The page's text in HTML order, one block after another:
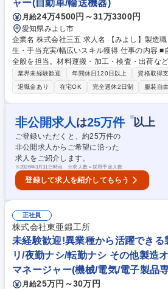
躍中/年122日休みアリ/夜勤ナシ/むぎ茶無料提供
ャー(自動車/輸送機器)
月給24万4500円～31万3300円
愛知県みよし市
企業名 株式会社三五 求人名 【みよし】製造職（多能工） ★高待遇/福利厚
生・手当充実/幅広いスキル獲得 仕事の内容 ■自動車関連部品の生産業務
全般を担当。材料運搬・加工・検査・出荷な
ます。様々な工程の業務に携わるため、幅広
ンです※交替勤務（夜勤あり） 【業務内容一例】■材料・完成品運搬：玉
掛け・クレーン・フォークリフト等を用いた
務：製品加工時の安全確認、品質チェック、
務：工程改善、作業効率向上、職場環境改善
境】■交代勤務となりますが、正社員として安
就業が可能。資格や経験を活かすことができ
せる環境です。 募集職種 【みよし】製造職（多能工） ★高待遇/福利厚
生・手当充実/幅広いスキル獲得
業界未経験歓迎 年間休日120日以上 資格取得
退職金あり
在宅OK 完全週休2日制 服装自由
非公開求人 は25万件 ※以上
ご登録いただくと、約25万件の
非公開求人からご希望に沿った
求人をご紹介します。
※2026年3月31日時点 ※求人数＝採用予定人数
登録して求人を紹介してもらう
正社員
株式会社東亜鍛工所
未経験歓迎!異業種から活躍できる
リ/夜勤ナシ/転勤ナシ その他製造
マネージャー(機械/電気/電子製品
月給25万円～30万円